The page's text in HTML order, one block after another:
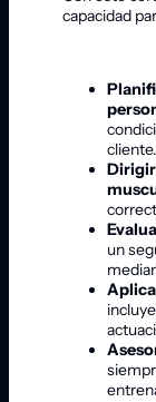
capacidad
cliente.
Dirigir
un